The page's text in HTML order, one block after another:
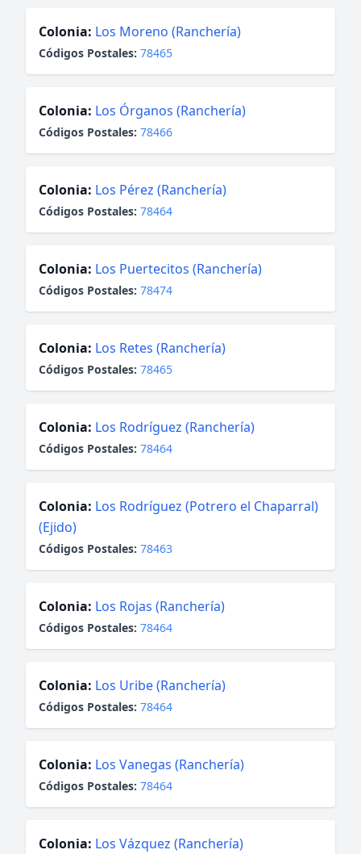
Colonia: Los Moreno (Ranchería)
Códigos Postales: 78465
Colonia: Los Órganos (Ranchería)
Códigos Postales: 78466
Colonia: Los Pérez (Ranchería)
Códigos Postales: 78464
Colonia: Los Puertecitos (Ranchería)
Códigos Postales: 78474
Colonia: Los Retes (Ranchería)
Códigos Postales: 78465
Colonia: Los Rodríguez (Ranchería)
Códigos Postales: 78464
Colonia: Los Rodríguez (Potrero el Chaparral)
(Ejido)
Códigos Postales: 78463
Colonia: Los Rojas (Ranchería)
Códigos Postales: 78464
Colonia: Los Uribe (Ranchería)
Códigos Postales: 78464
Colonia: Los Vanegas (Ranchería)
Códigos Postales: 78464
Colonia: Los Vázquez (Ranchería)